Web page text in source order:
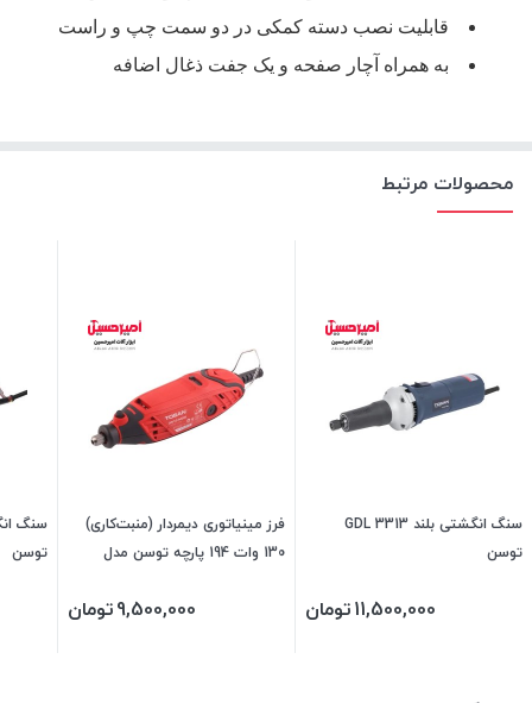
قابلیت نصب دسته کمکی در دو سمت چپ و راست
به همراه آچار صفحه و یک جفت ذغال اضافه
محصولات مرتبط
سنگ انگشتی بلند 3313 GDL
توسن
11,500,000تومان
فرز مینیاتوری دیمردار (منبت‌کاری)
130 وات 194 پارچه توسن مدل
9,500,000تومان
توسن